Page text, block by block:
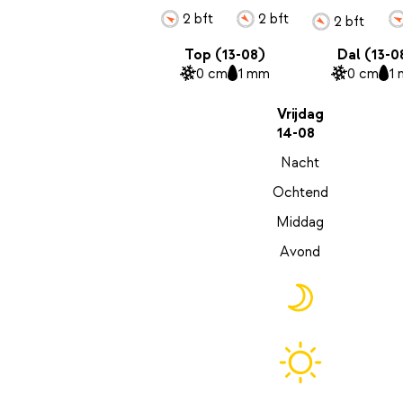
2 bft 2 bft 2 bft
Top (13-08)
0 cm 1 mm
Dal (13-
0 cm 1
Vrijdag
14-08
Nacht
Ochtend
Middag
Avond